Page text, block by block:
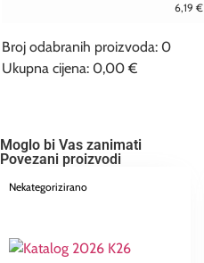
6,19 €
Broj odabranih proizvoda: 0
Ukupna cijena: 0,00 €
Your
total
0,00 €
Moglo bi Vas zanimati
Povezani proizvodi
Nekategorizirano